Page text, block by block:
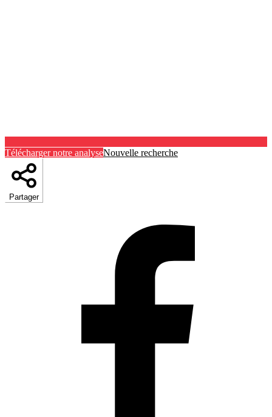
Télécharger notre analyseNouvelle recherche
Partager